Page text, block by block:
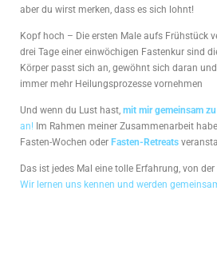
aber du wirst merken, dass es sich lohnt!
Kopf hoch – Die ersten Male aufs Frühstück
drei Tage einer einwöchigen Fastenkur sind
Körper passt sich an, gewöhnt sich daran
immer mehr Heilungsprozesse vornehmen
Und wenn du Lust hast, mit mir gemeinsam
an! Im Rahmen meiner Zusammenarbeit
Fasten-Wochen oder Fasten-Retreats
Das ist jedes Mal eine tolle Erfahrung, von
Wir lernen uns kennen und werden